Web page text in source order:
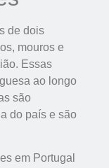
de dois
mouros e
Essas
ao longo
são
do país e são
em Portugal